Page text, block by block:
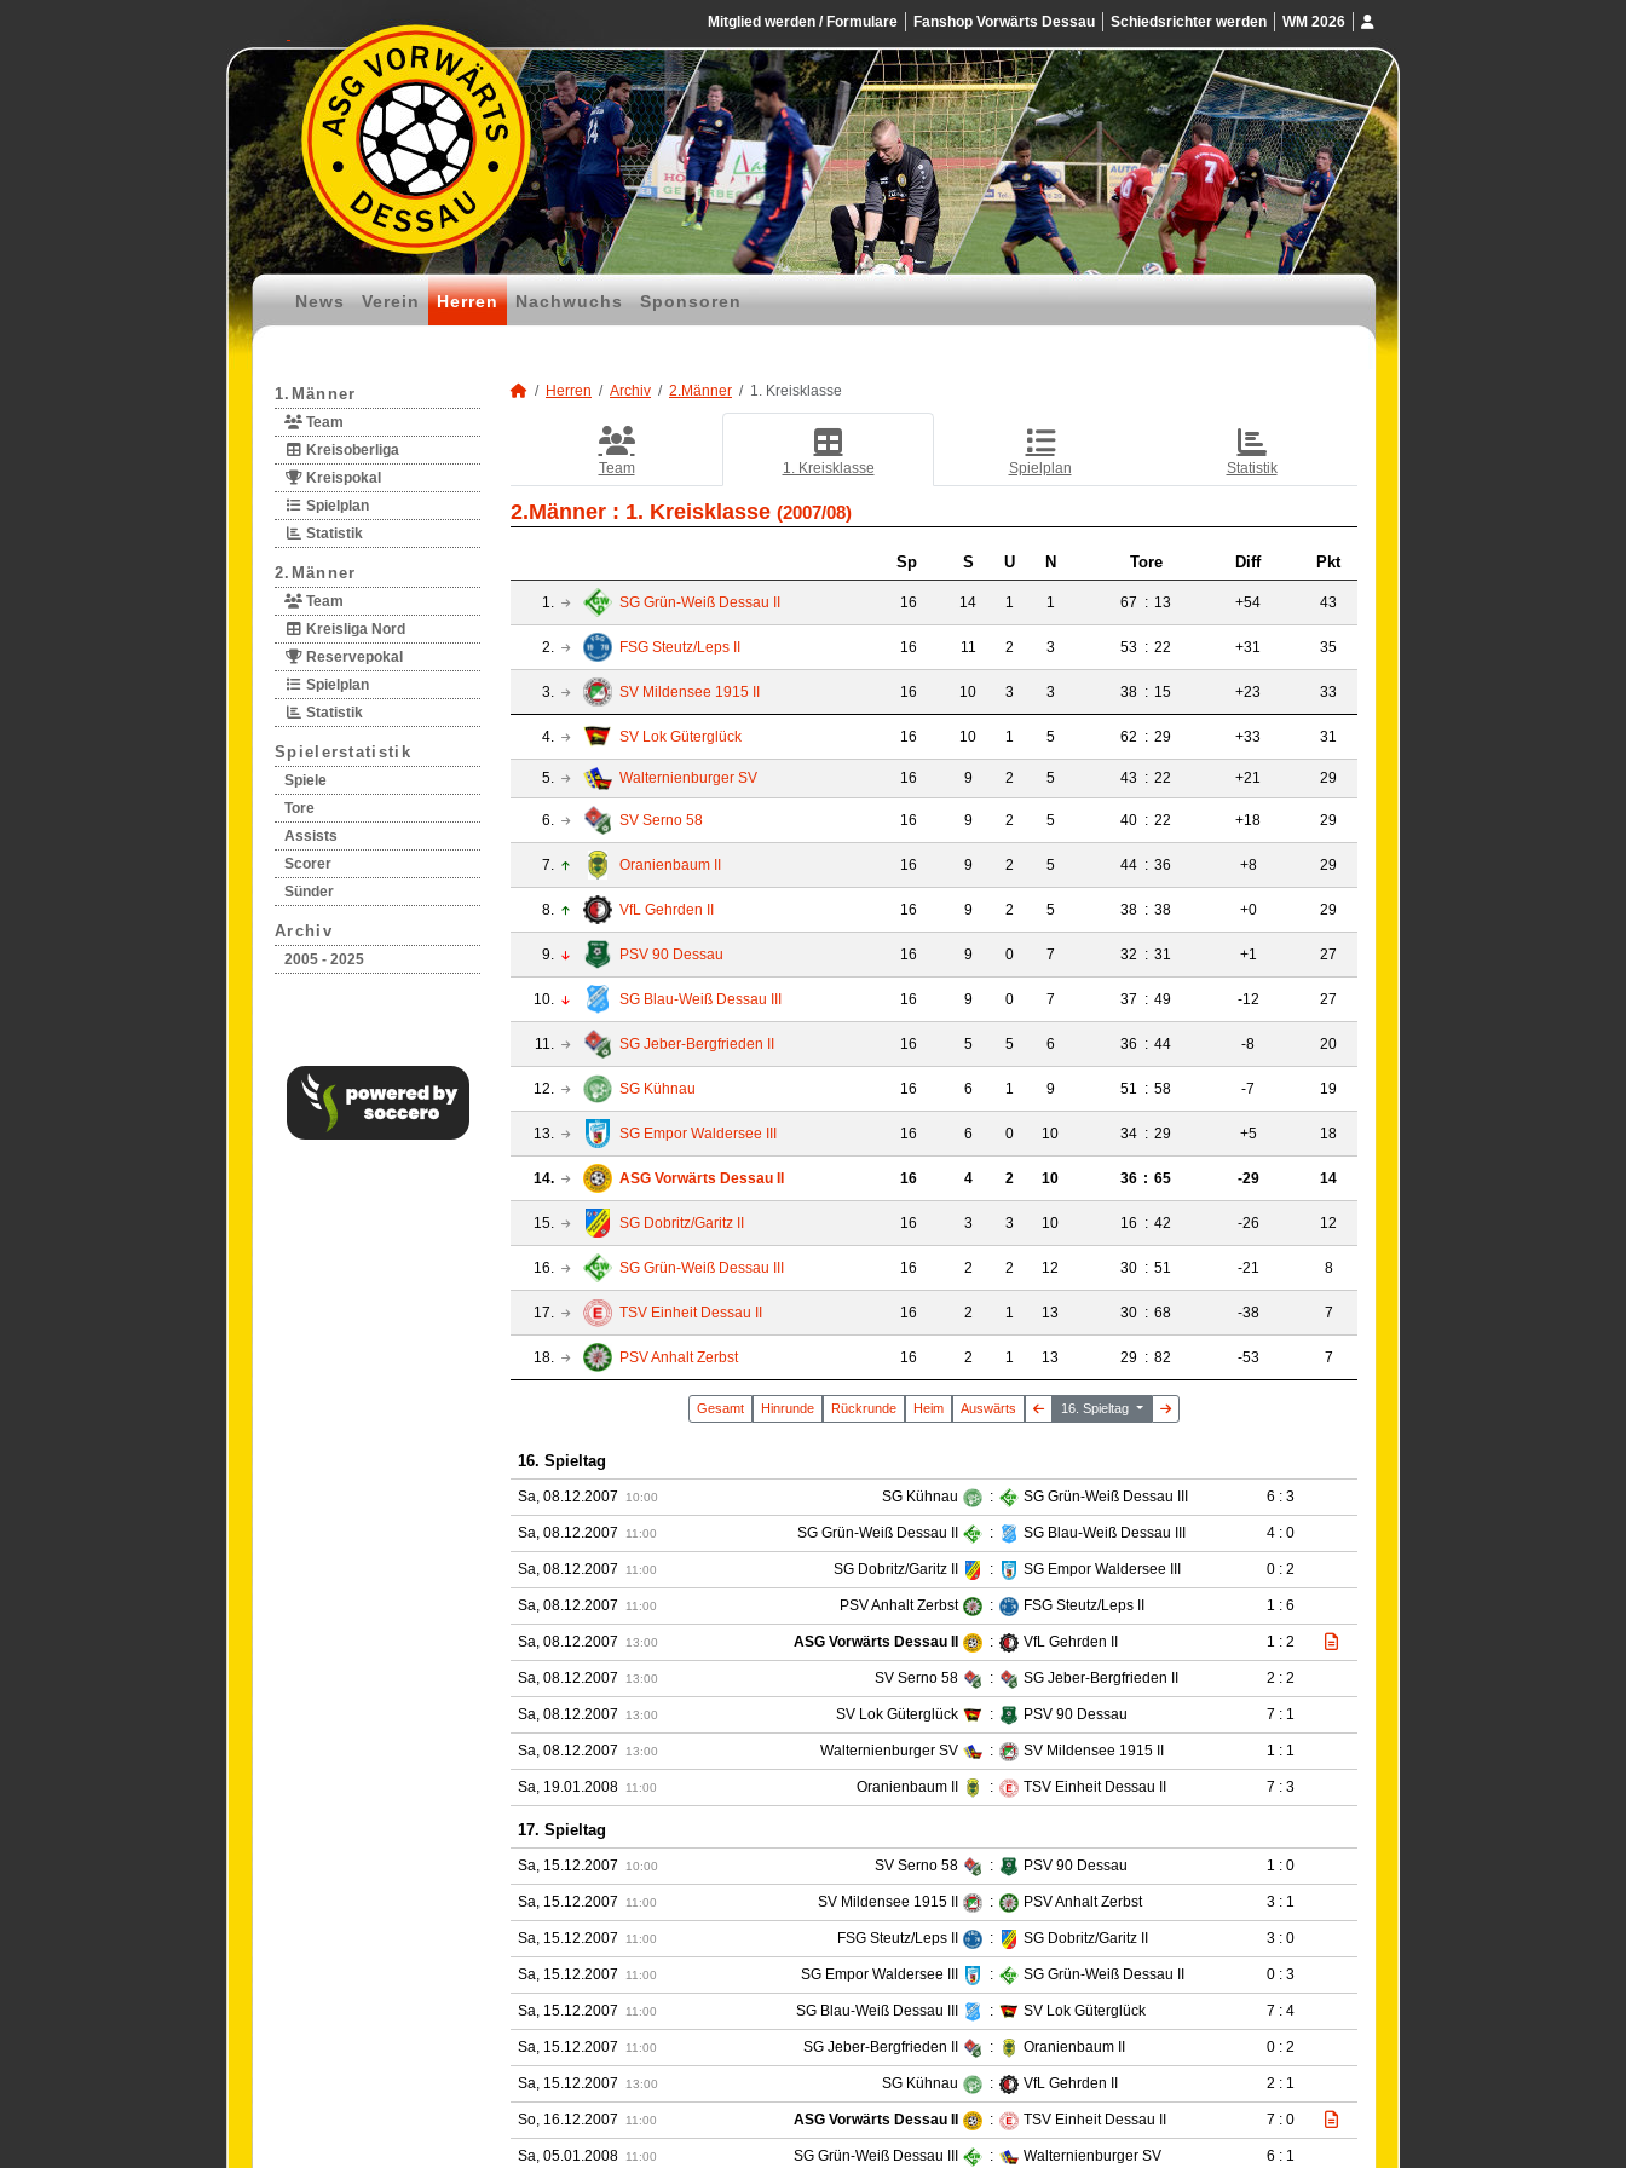
Mitglied werden / Formulare Fanshop Vorwärts Dessau Schiedsrichter werden WM 2026
News Verein Herren Nachwuchs Sponsoren
1.Männer
Team
Kreisoberliga
Kreispokal
Spielplan
Statistik
2.Männer
Team
Kreisliga Nord
Reservepokal
Spielplan
Statistik
Spielerstatistik
Spiele
Tore
Assists
Scorer
Sünder
Archiv
2005 - 2025
Herren Archiv 2.Männer 1. Kreisklasse
Team 1. Kreisklasse Spielplan Statistik
2.Männer : 1. Kreisklasse (2007/08)
Sp S U N Tore Diff Pkt
1. SG Grün-Weiß Dessau II 16 14 1 1 67 : 13 +54 43
2. FSG Steutz/Leps II 16 11 2 3 53 : 22 +31 35
3. SV Mildensee 1915 II 16 10 3 3 38 : 15 +23 33
4. SV Lok Güterglück 16 10 1 5 62 : 29 +33 31
5. Walternienburger SV 16 9 2 5 43 : 22 +21 29
6. SV Serno 58 16 9 2 5 40 : 22 +18 29
7. Oranienbaum II 16 9 2 5 44 : 36 +8 29
8. VfL Gehrden II 16 9 2 5 38 : 38 +0 29
9. PSV 90 Dessau 16 9 0 7 32 : 31 +1 27
10. SG Blau-Weiß Dessau III 16 9 0 7 37 : 49 -12 27
11. SG Jeber-Bergfrieden II 16 5 5 6 36 : 44 -8 20
12. SG Kühnau 16 6 1 9 51 : 58 -7 19
13. SG Empor Waldersee III 16 6 0 10 34 : 29 +5 18
14. ASG Vorwärts Dessau II 16 4 2 10 36 : 65 -29 14
15. SG Dobritz/Garitz II 16 3 3 10 16 : 42 -26 12
16. SG Grün-Weiß Dessau III 16 2 2 12 30 : 51 -21 8
17. TSV Einheit Dessau II 16 2 1 13 30 : 68 -38 7
18. PSV Anhalt Zerbst 16 2 1 13 29 : 82 -53 7
Gesamt Hinrunde Rückrunde Heim Auswärts 16. Spieltag
16. Spieltag
Sa, 08.12.2007 10:00 SG Kühnau : SG Grün-Weiß Dessau III 6 : 3
Sa, 08.12.2007 11:00 SG Grün-Weiß Dessau II : SG Blau-Weiß Dessau III 4 : 0
Sa, 08.12.2007 11:00 SG Dobritz/Garitz II : SG Empor Waldersee III 0 : 2
Sa, 08.12.2007 11:00 PSV Anhalt Zerbst : FSG Steutz/Leps II 1 : 6
Sa, 08.12.2007 13:00 ASG Vorwärts Dessau II : VfL Gehrden II 1 : 2
Sa, 08.12.2007 13:00 SV Serno 58 : SG Jeber-Bergfrieden II 2 : 2
Sa, 08.12.2007 13:00 SV Lok Güterglück : PSV 90 Dessau 7 : 1
Sa, 08.12.2007 13:00 Walternienburger SV : SV Mildensee 1915 II 1 : 1
Sa, 19.01.2008 11:00 Oranienbaum II : TSV Einheit Dessau II 7 : 3
17. Spieltag
Sa, 15.12.2007 10:00 SV Serno 58 : PSV 90 Dessau 1 : 0
Sa, 15.12.2007 11:00 SV Mildensee 1915 II : PSV Anhalt Zerbst 3 : 1
Sa, 15.12.2007 11:00 FSG Steutz/Leps II : SG Dobritz/Garitz II 3 : 0
Sa, 15.12.2007 11:00 SG Empor Waldersee III : SG Grün-Weiß Dessau II 0 : 3
Sa, 15.12.2007 11:00 SG Blau-Weiß Dessau III : SV Lok Güterglück 7 : 4
Sa, 15.12.2007 11:00 SG Jeber-Bergfrieden II : Oranienbaum II 0 : 2
Sa, 15.12.2007 13:00 SG Kühnau : VfL Gehrden II 2 : 1
So, 16.12.2007 11:00 ASG Vorwärts Dessau II : TSV Einheit Dessau II 7 : 0
Sa, 05.01.2008 11:00 SG Grün-Weiß Dessau III : Walternienburger SV 6 : 1